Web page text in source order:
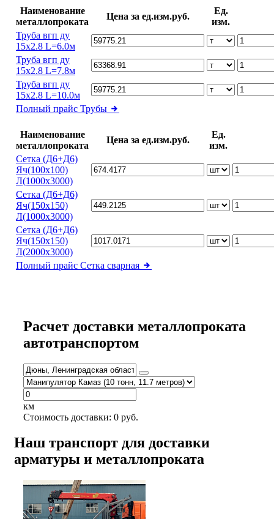
Наименование
металлопроката
Цена за ед.изм.руб.
Ед.
изм.
Труба вгп ду
15х2.8 L=6.0м
Труба вгп ду
15х2.8 L=7.8м
Труба вгп ду
15х2.8 L=10.0м
Полный прайс Трубы
Наименование
металлопроката
Цена за ед.изм.руб.
Ед.
изм.
Сетка (Д6+Д6)
Яч(100х100)
Л(1000х3000)
Сетка (Д6+Д6)
Яч(150х150)
Л(1000х3000)
Сетка (Д6+Д6)
Яч(150х150)
Л(2000х3000)
Полный прайс Сетка сварная
Расчет доставки металлопроката
автотранспортом
км
Стоимость доставки: 0 руб.
Наш транспорт для доставки
арматуры и металлопроката